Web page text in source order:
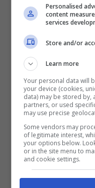
rischia di fallire.
andranno ad
Roma e Milano“.
Covid,
Basta col
Personalised
content
services
Store and/or
Learn more
Your personal data will
your device (cookies,
data) may be stored by,
partners, or used
may use precise
Some vendors may
of legitimate interest,
your options below.
or in the site menu to
and cookie settings.